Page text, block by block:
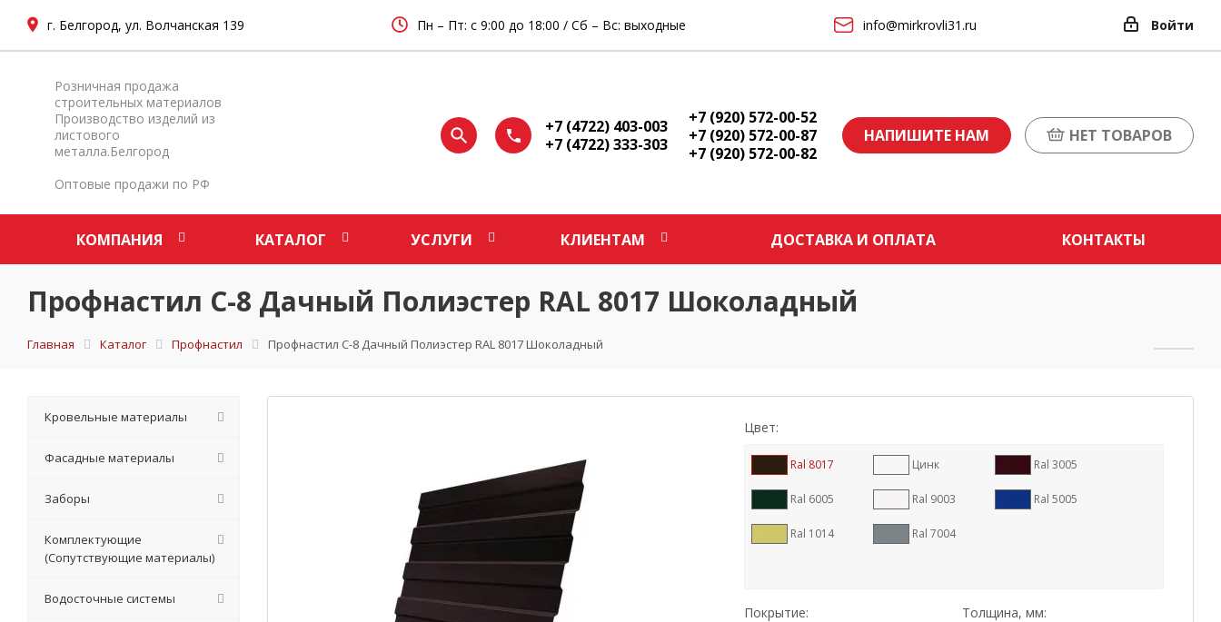
г. Белгород, ул. Волчанская 139 Пн – Пт: с 9:00 до 18:00 / Сб – Вс: выходные info@mirkrovli31.ru Войти
Розничная продажа
строительных материалов
Производство изделий из
листового
металла.Белгород
Оптовые продажи по РФ
+7 (4722) 403-003
+7 (4722) 333-303
+7 (920) 572-00-52
+7 (920) 572-00-87
+7 (920) 572-00-82
НАПИШИТЕ НАМ НЕТ ТОВАРОВ
КОМПАНИЯ КАТАЛОГ УСЛУГИ КЛИЕНТАМ ДОСТАВКА И ОПЛАТА КОНТАКТЫ
Профнастил С-8 Дачный Полиэстер RAL 8017 Шоколадный
Главная Каталог Профнастил Профнастил С-8 Дачный Полиэстер RAL 8017 Шоколадный
Цвет:
Ral 8017 Цинк Ral 3005
Ral 6005 Ral 9003 Ral 5005
Ral 1014 Ral 7004
Покрытие: Толщина, мм:
Кровельные материалы
Фасадные материалы
Заборы
Комплектующие
(Сопутствующие материалы)
Водосточные системы